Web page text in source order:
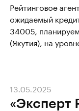
Рейтинговое
ожидаемый
34005,
(Якутия), на
«Эксперт
13.05.2025